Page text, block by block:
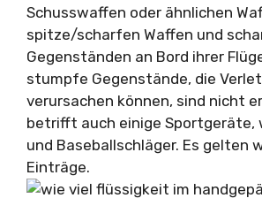
Schusswaffen oder ähnlichen
spitze/scharfen Waffen und
Gegenständen an Bord ihrer
stumpfe Gegenstände, die
verursachen können, sind nicht
betrifft auch einige Sportgeräte,
und Baseballschläger. Es gelten
Einträge.